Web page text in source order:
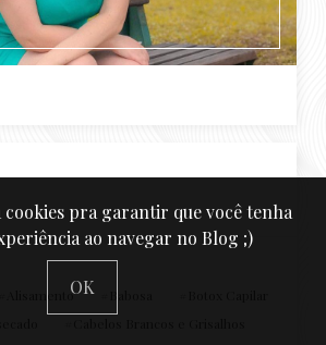
Alisamento
cookies pra garantir que você tenha
ao navegar no Blog ;)
OK